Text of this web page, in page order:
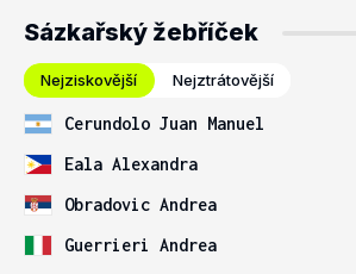
Sázkařský žebříček
Nejziskovější Nejztrátovější
Cerundolo Juan Manuel
Eala Alexandra
Obradovic Andrea
Guerrieri Andrea